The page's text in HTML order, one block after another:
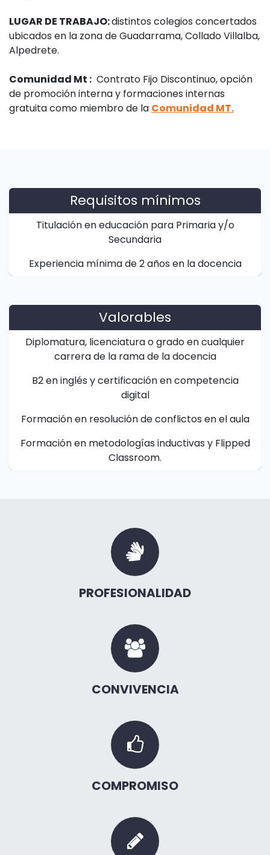
LUGAR DE TRABAJO:distintos colegios concertados
ubicados en la zona de Guadarrama, Collado Villalba,
Alpedrete.
Comunidad Mt : Contrato Fijo Discontinuo, opción
de promoción interna y formaciones internas
gratuita como miembro de la Comunidad MT.
Requisitos mínimos
Titulación en educación para Primaria y/o
Secundaria
Experiencia mínima de 2 años en la docencia
Valorables
Diplomatura, licenciatura o grado en cualquier
carrera de la rama de la docencia
B2 en inglés y certificación en competencia
digital
Formación en resolución de conflictos en el aula
Formación en metodologías inductivas y Flipped
Classroom.
PROFESIONALIDAD
CONVIVENCIA
COMPROMISO